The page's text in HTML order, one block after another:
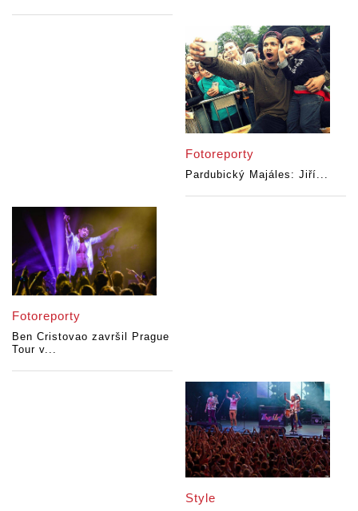
Fotoreporty
Pardubický Majáles: Jiří...
Fotoreporty
Ben Cristovao završil Prague
Tour v...
Style